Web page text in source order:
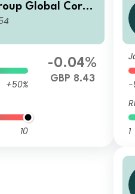
Global Corpo
(LUX) Bdh-G
+50%
10
-0.04%
GBP 8.43 -
1